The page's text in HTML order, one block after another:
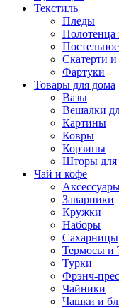
Текстиль
Пледы
Полотенца
Скатерти
Фартуки
Товары для дома
Вазы
Вешалки
Картины
Ковры
Корзины
Шторы для
Чай и кофе
Заварники
Кружки
Наборы
Сахарницы
Термосы и
Турки
Фрэнч-
Чайники
Чашки и